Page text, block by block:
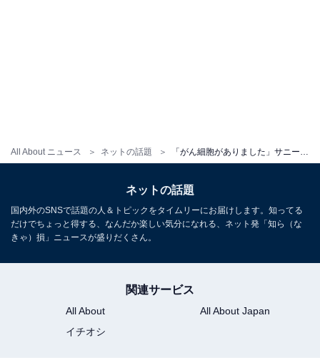
All About ニュース ネットの話題
ネットの話題
国内外のSNSで話題の人＆トピックをタイムリーにお届けします。知ってる
だけでちょっと得する、なんだか楽しい気分になれる、ネット発「知ら（な
きゃ）損」ニュースが盛りだくさん。
関連サービス
All About
All About Japan
イチオシ